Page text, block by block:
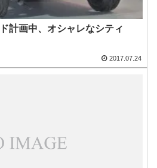
計画中、オシャレなシティ
2017.07.24